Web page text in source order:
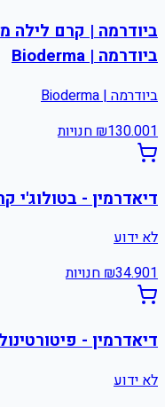
ביודרמה | Bioderma
ביודרמה | Bioderma
₪130.001 חנויות
דיאדרמין - בטולוג'י
לא ידוע
₪34.901 חנויות
דיאדרמין - פיטורטינול
לא ידוע